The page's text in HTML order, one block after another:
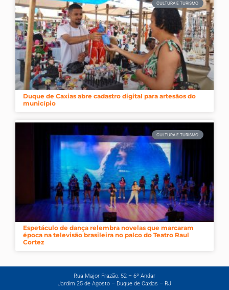
CULTURA E TURISMO
Duque de Caxias abre cadastro digital para artesãos do
município
CULTURA E TURISMO
Espetáculo de dança relembra novelas que marcaram
época na televisão brasileira no palco do Teatro Raul
Cortez
Rua Major Frazão, 52 – 6º Andar
Jardim 25 de Agosto – Duque de Caxias – RJ